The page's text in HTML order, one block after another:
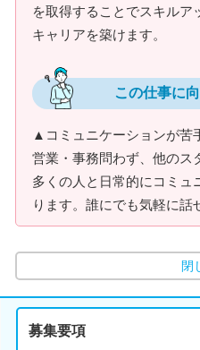
を取得することでスキルア
キャリアを築けます。
この仕事に
▲コミュニケーションが苦
営業・事務問わず、他のス
多くの人と日常的にコミュ
ります。誰にでも気軽に話
閉
募集要項